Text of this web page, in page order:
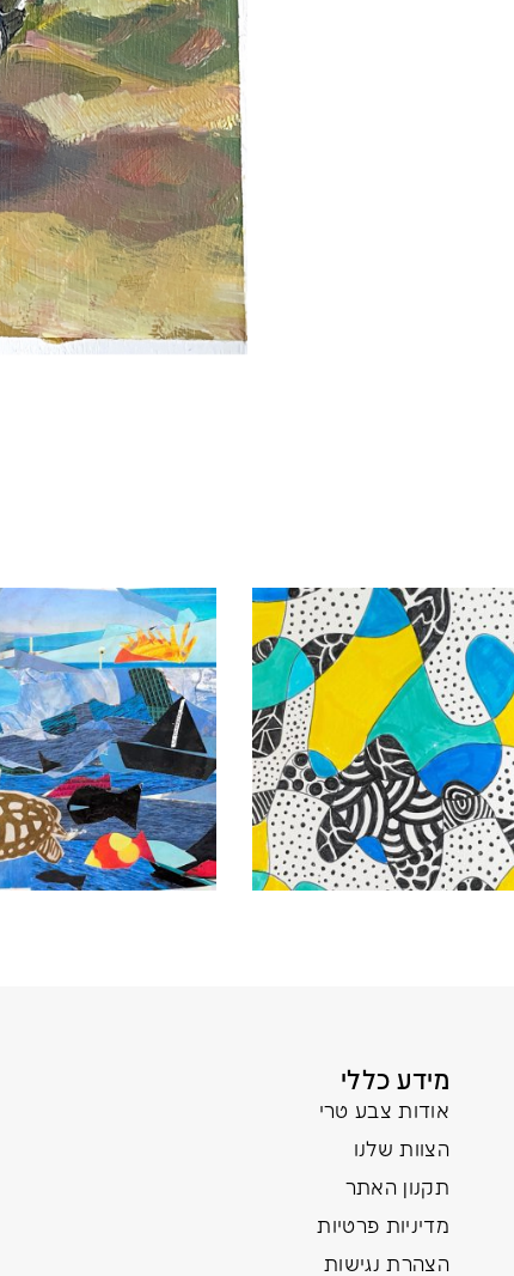
מידע כללי
אודות צבע טרי
הצוות שלנו
תקנון האתר
מדיניות פרטיות
הצהרת נגישות